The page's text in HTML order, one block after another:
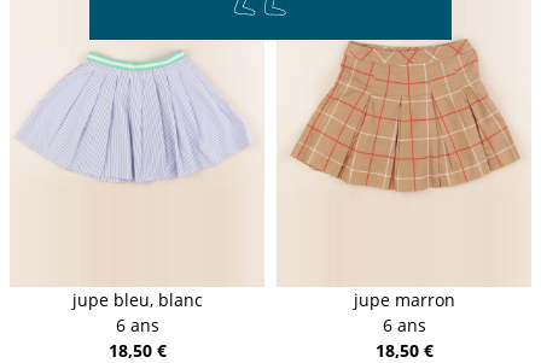
jupe bleu, blanc
6 ans
18,50 €
jupe marron
6 ans
18,50 €